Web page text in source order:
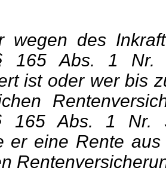
wegen des
165 Abs. 1 Nr.
ist oder wer bis
165 Abs. 1 Nr. 3
er eine Rente